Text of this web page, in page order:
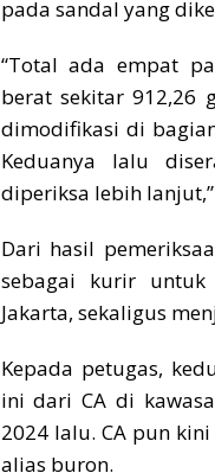
pada sandal yang
“Total ada empat
berat sekitar 912,26
dimodifikasi di
Keduanya lalu
diperiksa lebih
Dari hasil
sebagai kurir untuk
Jakarta, sekaligus
Kepada petugas,
ini dari CA di
2024 lalu. CA pun
alias buron.